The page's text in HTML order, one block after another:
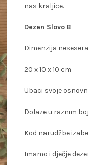
nas kraljice.
Dezen Slovo B
Dimenzija
20 x 10 x 10 cm
Ubaci svoje
Dolaze u raznim
Kod narudžbe
Imamo i dječje